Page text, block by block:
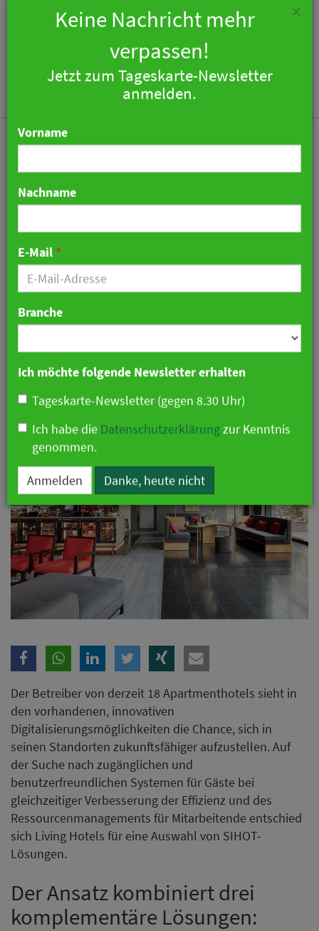
Gast- und
Mitarbeitererlebnis durch
Digitalisierung
verbessern: Living Hotels
Technologie
26. September 2024 10:33 Uhr| Technologie
Der Betreiber von derzeit 18 Apartmenthotels sieht in
den vorhandenen, innovativen
Digitalisierungsmöglichkeiten die Chance, sich in
seinen Standorten zukunftsfähiger aufzustellen. Auf
der Suche nach zugänglichen und
benutzerfreundlichen Systemen für Gäste bei
gleichzeitiger Verbesserung der Effizienz und des
Ressourcenmanagements für Mitarbeitende entschied
sich Living Hotels für eine Auswahl von SIHOT-
Lösungen.
Der Ansatz kombiniert drei
komplementäre Lösungen:
Keine Nachricht mehr
verpassen!
Jetzt zum Tageskarte-Newsletter
Vorname
Nachname
E-Mail*
Branche
Ich habe die
Anmelden Danke, heute nicht